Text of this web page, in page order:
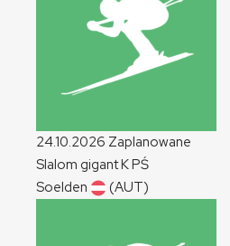
24.10.2026 Zaplanowane
Slalom gigantKPŚ
Soelden
(AUT)